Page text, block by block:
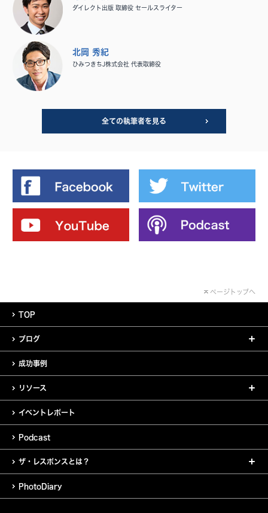
ダイレクト出版 取締役 セールスライター
北岡 秀紀
ひみつきちJ株式会社 代表取締役
全ての執筆者を見る
ページトップへ
TOP
ブログ
成功事例
リソース
イベントレポート
Podcast
ザ・レスポンスとは？
PhotoDiary